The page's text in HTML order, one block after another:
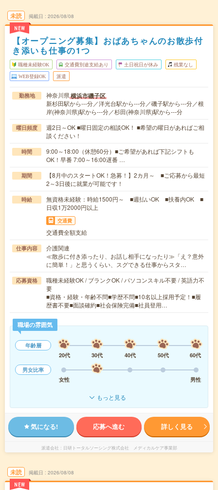
未読
NEW
掲載日 2026/08/08
【オープニング募集】おばあちゃんのお散歩付
き添いも仕事の1つ
職種未経験OK 交通費別途支給あり 土日祝日が休み 残業なし
WEB登録OK 派遣
勤務地 神奈川県横浜市磯子区
新杉田駅から---分／洋光台駅から---分／磯子駅から---分／根
岸(神奈川県)駅から---分／杉田(神奈川県)駅から---分
曜日頻度
週2日～OK ■曜日固定の相談OK！ ■希望の曜日があればご相
談ください！
時間
9:00～18:00（休憩60分）■ご希望があれば下記シフトも
OK！早番 7:00～16:00遅番 …
期間
【8月中のスタートOK！急募！】2カ月～ ■ご応募から最短
2～3日後に就業が可能です！
時給
無資格未経験：時給1500円～ ■週払いOK ■扶養内OK ■
日収1万2000円以上
交通費
交通費全額支給
仕事内容
介護関連
≪散歩に付き添ったり、お話し相手になったり≫「え？意外
に簡単！」と思うくらい、スグできる仕事からスタ…
応募資格
職種未経験OK / ブランクOK / パソコンスキル不要 / 英語力不
要
■資格・経験・年齢不問■学歴不問■10名以上採用予定！■履
歴書不要■面談確約■社会保険完備■社員登用…
職場の雰囲気
年齢層
20代
30代 40代 50代
60代
男女比率
女性
男性
もっと見る
気になる! 応募へ進む 詳しく見る
派遣会社 日研トータルソーシング株式会社 メディカルケア事業部
未読
NEW
掲載日 2026/08/08